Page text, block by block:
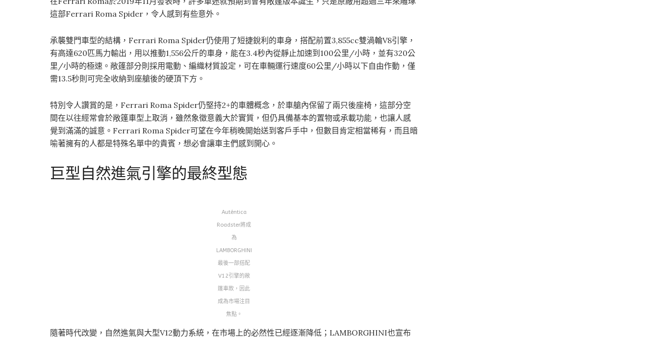
這部Ferrari Roma Spider，令人感到有些意外。
承襲雙門車型的結構，Ferrari Roma Spider仍使用了短捷銳利的車身，搭配前置3,855cc雙渦輪V8引擎，
有高達620匹馬力輸出，用以推動1,556公斤的車身，能在3.4秒內從靜止加速到100公里/小時，並有320公
里/小時的極速。敞篷部分則採用電動、編織材質設定，可在車輛運行速度60公里/小時以下自由作動，僅
需13.5秒則可完全收納到座艙後的硬頂下方。
特別令人讚賞的是，Ferrari Roma Spider仍堅持2+的車體概念，於車艙內保留了兩只後座椅，這部分空
間在以往經常會於敞篷車型上取消，雖然象徵意義大於實質，但仍具備基本的置物或承載功能，也讓人感
覺到滿滿的誠意。Ferrari Roma Spider可望在今年稍晚開始送到客戶手中，但數目肯定相當稀有，而且暗
喻著擁有的人都是特殊名單中的貴賓，想必會讓車主們感到開心。
巨型自然進氣引擎的最終型態
Auténtica
Roadster將成
為
LAMBORGHINI
最後一部搭配
V12引擎的敞
篷車款，因此
成為市場注目
焦點。
隨著時代改變，自然進氣與大型V12動力系統，在市場上的必然性已經逐漸降低；LAMBORGHINI也宣布